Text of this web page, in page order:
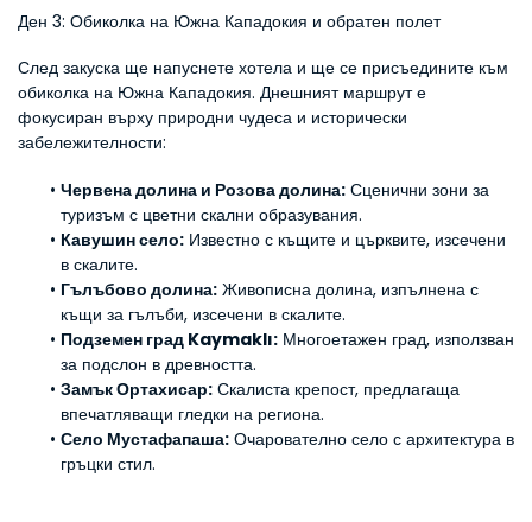
Ден 3: Обиколка на Южна Кападокия и обратен полет
След закуска ще напуснете хотела и ще се присъедините към
обиколка на Южна Кападокия. Днешният маршрут е
фокусиран върху природни чудеса и исторически
забележителности:
Червена долина и Розова долина: Сценични зони за
туризъм с цветни скални образувания.
Кавушин село: Известно с къщите и църквите, изсечени
в скалите.
Гълъбово долина: Живописна долина, изпълнена с
къщи за гълъби, изсечени в скалите.
Подземен град Kaymaklı: Многоетажен град, използван
за подслон в древността.
Замък Ортахисар: Скалиста крепост, предлагаща
впечатляващи гледки на региона.
Село Мустафапаша: Очарователно село с архитектура в
гръцки стил.